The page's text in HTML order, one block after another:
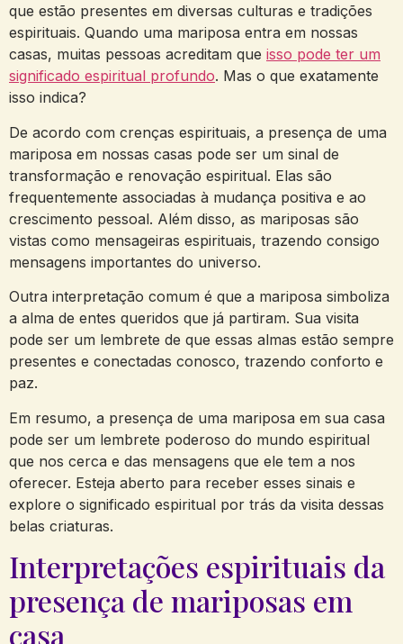
que estão presentes em diversas culturas e tradições
espirituais. Quando uma mariposa entra em nossas
casas, muitas pessoas acreditam que isso pode ter um
significado espiritual profundo. Mas o que exatamente
isso indica?
De acordo com crenças espirituais, a presença de uma
mariposa em nossas casas pode ser um sinal de
transformação e renovação espiritual. Elas são
frequentemente associadas à mudança positiva e ao
crescimento pessoal. Além disso, as mariposas são
vistas como mensageiras espirituais, trazendo consigo
mensagens importantes do universo.
Outra interpretação comum é que a mariposa simboliza
a alma de entes queridos que já partiram. Sua visita
pode ser um lembrete de que essas almas estão sempre
presentes e conectadas conosco, trazendo conforto e
paz.
Em resumo, a presença de uma mariposa em sua casa
pode ser um lembrete poderoso do mundo espiritual
que nos cerca e das mensagens que ele tem a nos
oferecer. Esteja aberto para receber esses sinais e
explore o significado espiritual por trás da visita dessas
belas criaturas.
Interpretações espirituais da
presença de mariposas em
casa